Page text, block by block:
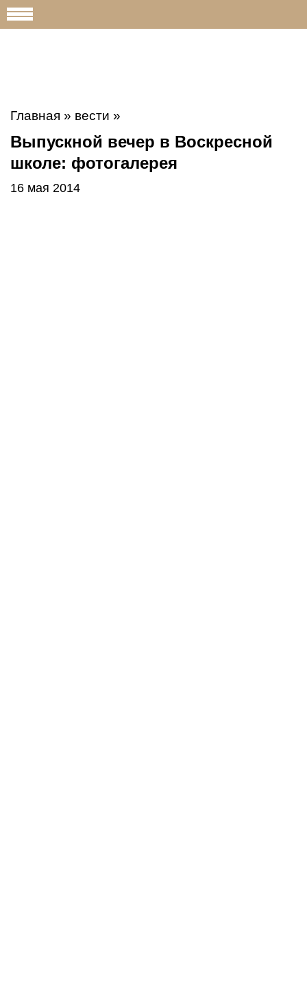
Главная » вести »
Выпускной вечер в Воскресной
школе: фотогалерея
16 мая 2014